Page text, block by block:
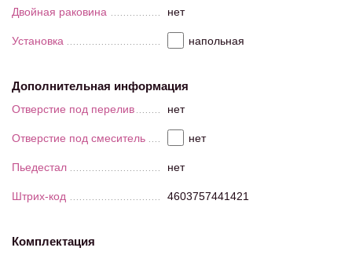
Двойная раковина нет
Установка напольная
Дополнительная информация
Отверстие под перелив нет
Отверстие под смеситель нет
Пьедестал нет
Штрих-код 4603757441421
Комплектация